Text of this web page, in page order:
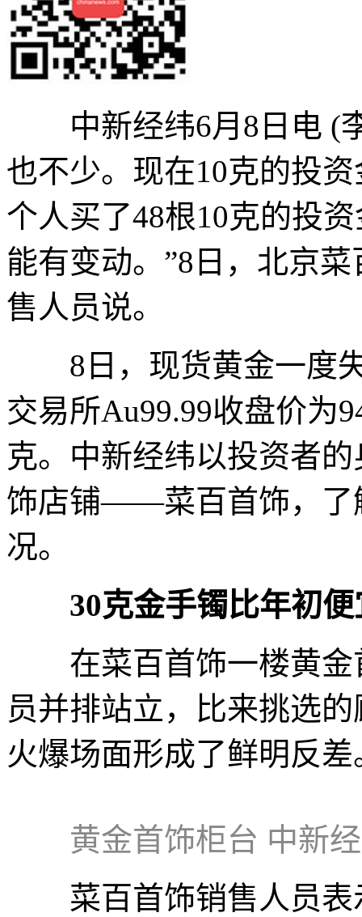
中新经纬6月8日电 (李
也不少。现在10克的投
个人买了48根10克的投
能有变动。”8日，北京
售人员说。
8日，现货黄金一度失
交易所Au99.99收盘价为
克。中新经纬以投资者
饰店铺——菜百首饰，了
况。
30克金手镯比年初
在菜百首饰一楼黄金
员并排站立，比来挑选
火爆场面形成了鲜明反差
黄金首饰柜台 中新
菜百首饰销售人员表